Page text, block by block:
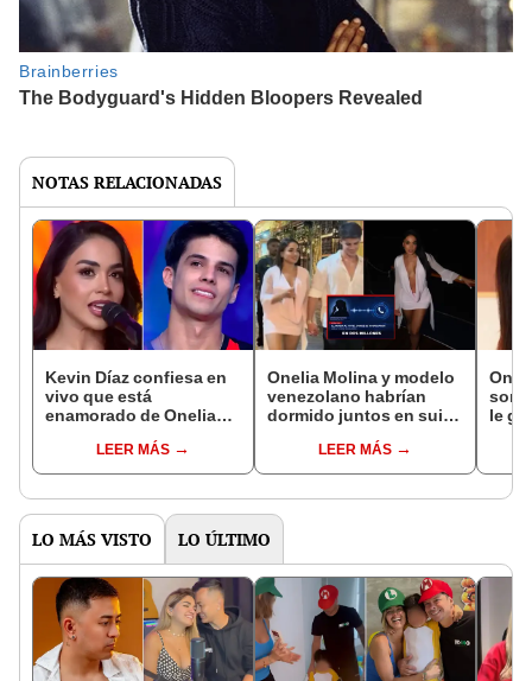
NOTAS RELACIONADAS
Kevin Díaz confiesa en
vivo que está
enamorado de Onelia
Colombia, pero ella le
responde: "Hasta que
soltera"
LEER MÁS
Onelia Molina y modelo
venezolano habrían
dormido juntos en suite
S/2,000 la noche:
Magaly Medina muestra
LEER MÁS
le
LO MÁS VISTO LO ÚLTIMO